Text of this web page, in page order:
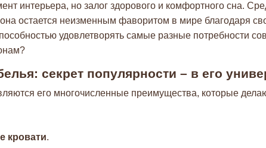
интерьера, но залог здорового и комфортного сна.
остается неизменным фаворитом в мире благодаря
удовлетворять самые разные потребности
секрет популярности – в его
его многочисленные преимущества, которые
кровати.